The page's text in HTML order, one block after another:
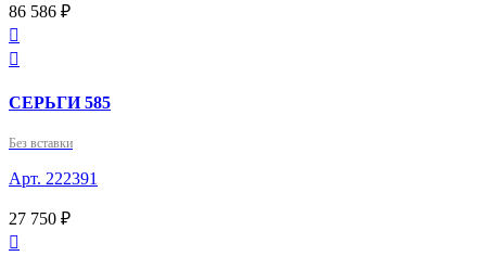
86 586 ₽


СЕРЬГИ 585
Без вставки
Арт. 222391
27 750 ₽
